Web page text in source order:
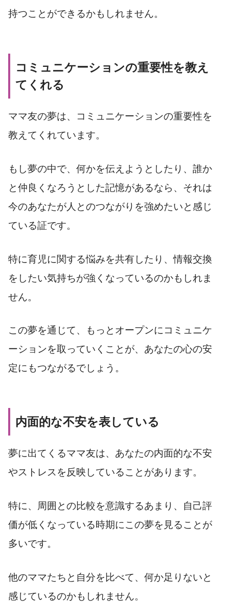
持つことができるかもしれません。
コミュニケーションの重要性を教え
てくれる
ママ友の夢は、コミュニケーションの重要性を
教えてくれています。
もし夢の中で、何かを伝えようとしたり、誰か
と仲良くなろうとした記憶があるなら、それは
今のあなたが人とのつながりを強めたいと感じ
ている証です。
特に育児に関する悩みを共有したり、情報交換
をしたい気持ちが強くなっているのかもしれま
せん。
この夢を通じて、もっとオープンにコミュニケ
ーションを取っていくことが、あなたの心の安
定にもつながるでしょう。
内面的な不安を表している
夢に出てくるママ友は、あなたの内面的な不安
やストレスを反映していることがあります。
特に、周囲との比較を意識するあまり、自己評
価が低くなっている時期にこの夢を見ることが
多いです。
他のママたちと自分を比べて、何か足りないと
感じているのかもしれません。